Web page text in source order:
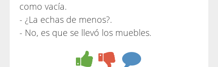
como vacía.
- ¿La echas de menos?.
- No, es que se llevó los muebles.